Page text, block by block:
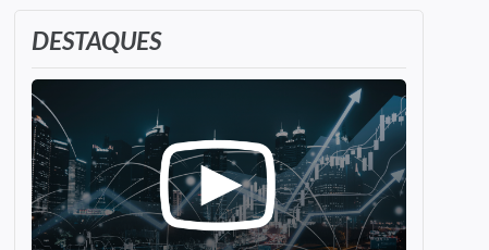
DESTAQUES